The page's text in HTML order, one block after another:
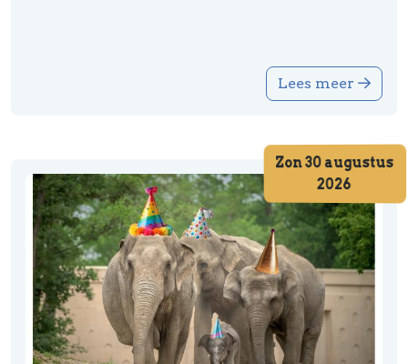
Lees meer
Zon 30 augustus
2026